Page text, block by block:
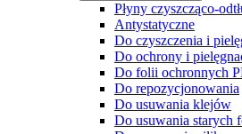
Płyny czyszcząco-
Antystatyczne
Do czyszczenia i
Do ochrony i
Do folii ochronnych
Do repozycjonowania
Do usuwania klejów
Do usuwania starych